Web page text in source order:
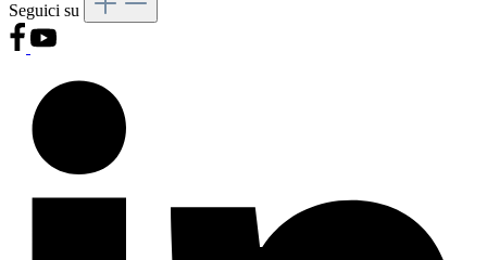
Seguici su